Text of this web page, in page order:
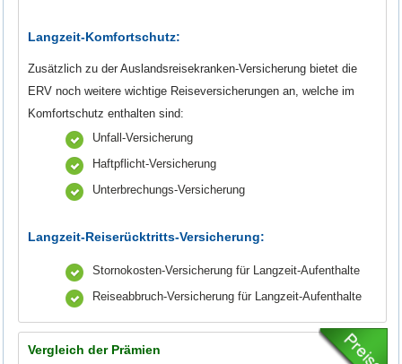
Langzeit-Komfortschutz:
Zusätzlich zu der Auslandsreisekranken-Versicherung bietet die
ERV noch weitere wichtige Reiseversicherungen an, welche im
Komfortschutz enthalten sind:
Unfall-Versicherung
Haftpflicht-Versicherung
Unterbrechungs-Versicherung
Langzeit-Reiserücktritts-Versicherung:
Stornokosten-Versicherung für Langzeit-Aufenthalte
Reiseabbruch-Versicherung für Langzeit-Aufenthalte
Vergleich der Prämien